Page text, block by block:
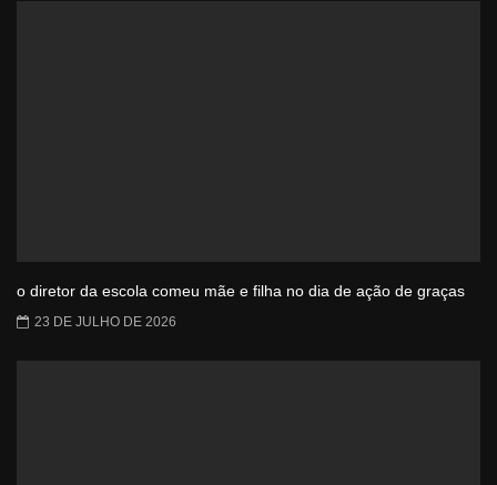
o diretor da escola comeu mãe e filha no dia de ação de graças
23 DE JULHO DE 2026